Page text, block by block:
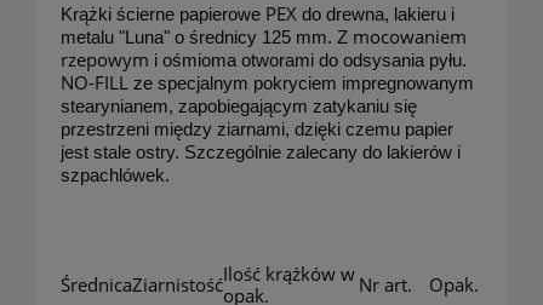
Krążki ścierne papierowe PEX do drewna, lakieru i
metalu "Luna" o średnicy 125 mm. Z mocowaniem
rzepowym i ośmioma otworami do odsysania pyłu.
NO-FILL ze specjalnym pokryciem impregnowanym
stearynianem, zapobiegającym zatykaniu się
przestrzeni między ziarnami, dzięki czemu papier
jest stale ostry. Szczególnie zalecany do lakierów i
szpachlówek.
ŚrednicaZiarnistośćIlość krążków w
opak.
Nr art. Opak.